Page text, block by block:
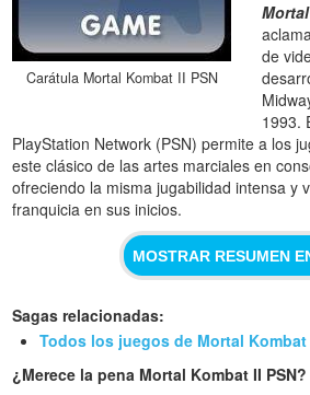
Carátula Mortal Kombat II PSN
de
1993.
PlayStation Network (PSN) permite a los
este clásico de las artes marciales en
ofreciendo la misma jugabilidad intensa y
franquicia en sus inicios.
MOSTRAR RESUMEN
Sagas relacionadas:
Todos los juegos de Mortal Kombat
¿Merece la pena Mortal Kombat II PSN?